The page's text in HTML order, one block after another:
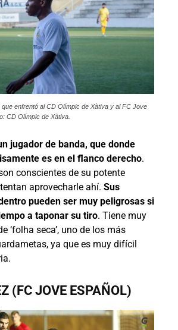
enfrentó al CD Olímpic de Xàtiva y al FC Jove
CD Olímpic de Xàtiva.
jugador de banda, que donde
es en el flanco derecho.
conscientes de su potente
aprovecharle ahí. Sus
pueden ser muy peligrosas si
a taponar su tiro. Tiene muy
‘folha seca’, uno de los más
ya que es muy difícil
(FC JOVE ESPAÑOL)